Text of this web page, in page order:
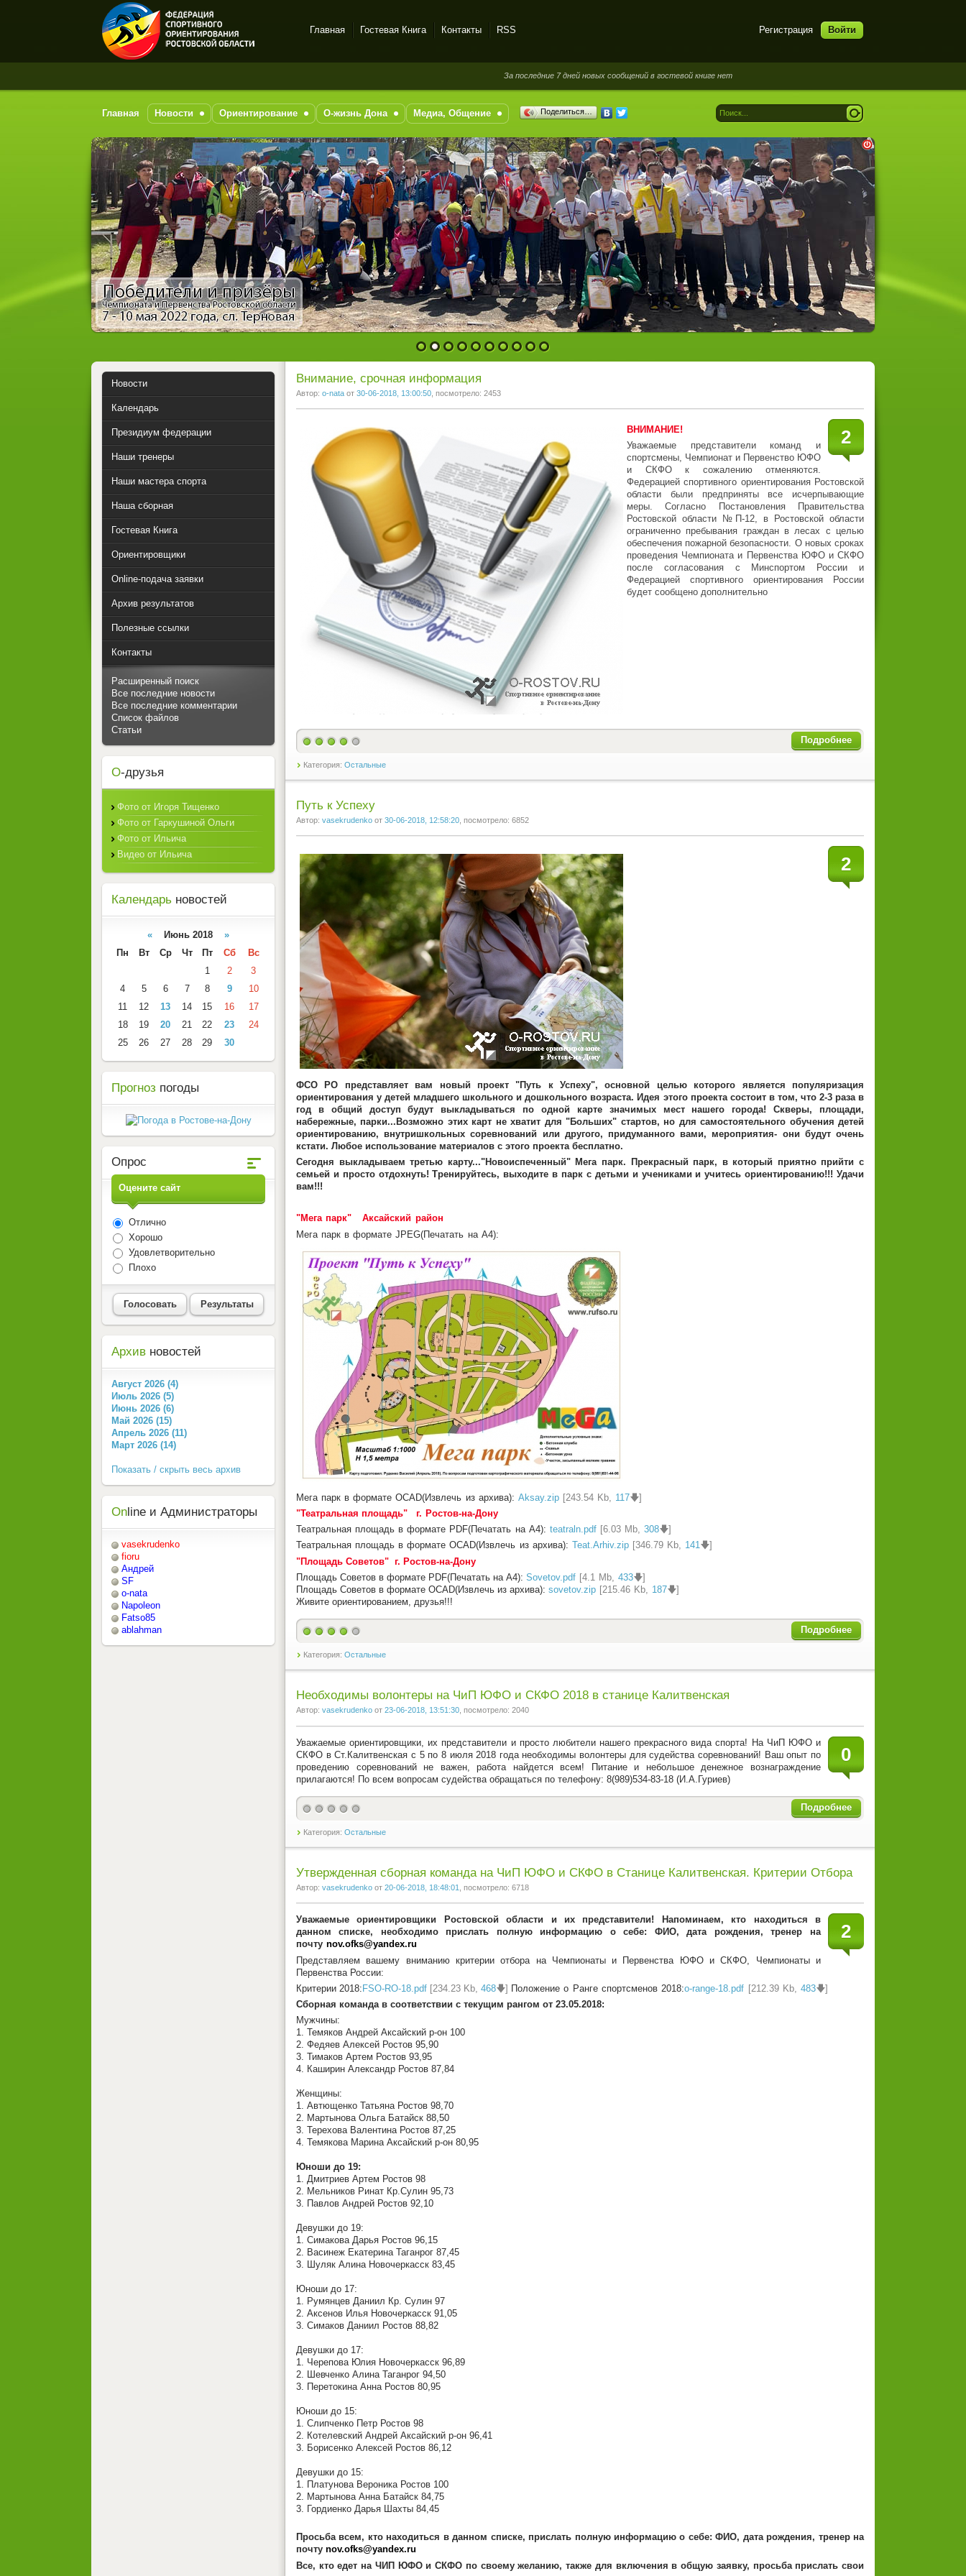
Спортивное
на-Дону
Регистрация Войти
Главная Гостевая Книга Контакты RSS
За последние 7 дней новых сообщений в гостевой книге нет
Главная Новости Ориентирование О-жизнь Дона Медиа, Общение Поделиться…
1 2 3 4 5 6 7 8 9 10
Внимание, срочная информация
Автор: o-nata от 30-06-2018, 13:00:50 , посмотрело: 2453
2
ВНИМАНИЕ!
Уважаемые представители команд и
спортсмены, Чемпионат и Первенство ЮФО
и СКФО к сожалению отменяются.
Федерацией спортивного ориентирования Ростовской
области были предприняты все исчерпывающие
меры.Согласно Постановления Правительства
Ростовской области №П-12, в Ростовской области
ограниченно пребывания граждан в лесах с целью
обеспечения пожарной безопасности. О новых сроках
проведения Чемпионата и Первенства ЮФО и СКФО
после согласования с Минспортом России и
Федерацией спортивного ориентирования России
будет сообщено дополнительно
Подробнее
Категория: Остальные
Путь к Успеху
Автор: vasekrudenko от 30-06-2018, 12:58:20 , посмотрело: 6852
2
ФСО РО представляет вам новый проект "Путь к Успеху", основной целью которого является популяризация
ориентирования у детей младшего школьного и дошкольного возраста. Идея этого проекта состоит в том, что 2-3 раза в
год в общий доступ будут выкладываться по одной карте значимых мест нашего города! Скверы, площади,
набережные, парки...Возможно этих карт не хватит для "Больших" стартов, но для самостоятельного обучения детей
ориентированию, внутришкольных соревнований или другого, придуманного вами, мероприятия- они будут очень
кстати. Любое использование материалов с этого проекта бесплатно.
Сегодня выкладываем третью карту..."Новоиспеченный" Мега парк. Прекрасный парк, в который приятно прийти с
семьей и просто отдохнуть! Тренируйтесь, выходите в парк с детьми и учениками и учитесь ориентированию!!! Удачи
вам!!!
"Мега парк"Аксайский район
Мега парк в формате JPEG(Печатать на А4):
Мега парк в формате OCAD(Извлечь из архива): Aksay.zip[243.54 Kb, 117🡇]
"Театральная площадь" г. Ростов-на-Дону
Театральная площадь в формате PDF(Печатать на А4): teatraln.pdf[6.03 Mb,308🡇]
Театральная площадь в формате OCAD(Извлечь из архива): Teat.Arhiv.zip[346.79 Kb, 141🡇]
"Площадь Советов" г. Ростов-на-Дону
Площадь Советов в формате PDF(Печатать на А4): Sovetov.pdf [4.1 Mb,433🡇]
Площадь Советов в формате OCAD(Извлечь из архива): sovetov.zip [215.46 Kb, 187🡇]
Живите ориентированием, друзья!!!
Подробнее
Категория: Остальные
Необходимы волонтеры на ЧиП ЮФО и СКФО 2018 в станице Калитвенская
Автор: vasekrudenko от 23-06-2018, 13:51:30 , посмотрело: 2040
0
Уважаемые ориентировщики, их представители и просто любители нашего прекрасного вида спорта! На ЧиП ЮФО и
СКФО в Ст.Калитвенская с 5 по 8 июля 2018 года необходимы волонтеры для судейства соревнований! Ваш опыт по
проведению соревнований не важен, работа найдется всем! Питание и небольшое денежное вознаграждение
прилагаются! По всем вопросам судейства обращаться по телефону: 8(989)534-83-18 (И.А.Гуриев)
Подробнее
Категория: Остальные
Утвержденная сборная команда на ЧиП ЮФО и СКФО в Станице Калитвенская. Критерии Отбора
Автор: vasekrudenko от 20-06-2018, 18:48:01 , посмотрело: 6718
2
Уважаемые ориентировщики Ростовской области и их представители!
Напоминаем, кто находиться в
данном списке, необходимо прислать полную информацию о себе: ФИО, дата рождения, тренер на
почтуnov.ofks@yandex.ru
Представляем вашему вниманию критерии отбора на Чемпионаты и Первенства ЮФО и СКФО, Чемпионаты и
Первенства России:
Критерии 2018: FSO-RO-18.pdf [234.23 Kb, 468🡇] Положение о Ранге спортсменов 2018:o-range-18.pdf [212.39 Kb,483🡇]
Сборная команда в соответствии с текущим рангом от 23.05.2018:
Мужчины:
1. Темяков Андрей Аксайский р-он 100
2. Федяев Алексей Ростов 95,90
3. Тимаков Артем Ростов 93,95
4. Каширин Александр Ростов 87,84
Женщины:
1. Автющенко Татьяна Ростов 98,70
2. Мартынова Ольга Батайск 88,50
3. Терехова Валентина Ростов 87,25
4. Темякова Марина Аксайский р-он 80,95
Юноши до 19:
1. Дмитриев Артем Ростов 98
2. Мельников Ринат Кр.Сулин 95,73
3. Павлов Андрей Ростов 92,10
Девушки до 19:
1. Симакова Дарья Ростов 96,15
2. Васинеж Екатерина Таганрог 87,45
3. Шуляк Алина Новочеркасск 83,45
Юноши до 17:
1. Румянцев Даниил Кр. Сулин 97
2. Аксенов Илья Новочеркасск 91,05
3. Симаков Даниил Ростов 88,82
Девушки до 17:
1. Черепова Юлия Новочеркасск 96,89
2. Шевченко Алина Таганрог 94,50
3. Перетокина Анна Ростов 80,95
Юноши до 15:
1. Слипченко Петр Ростов 98
2. Котелевский Андрей Аксайский р-он 96,41
3. Борисенко Алексей Ростов 86,12
Девушки до 15:
1. Платунова Вероника Ростов 100
2. Мартынова Анна Батайск 84,75
3. Гордиенко Дарья Шахты 84,45
Просьба всем, кто находиться в данном списке, прислать полную информацию о себе: ФИО, дата рождения, тренер на
почту nov.ofks@yandex.ru
Все, кто едет на ЧИП ЮФО и СКФО по своему желанию, также для включения в общую заявку, просьба прислать свои
Новости
Календарь
Президиум федерации
Наши тренеры
Наши мастера спорта
Наша сборная
Гостевая Книга
Ориентировщики
Online-подача заявки
Архив результатов
Полезные ссылки
Контакты
Расширенный поиск
Все последние новости
Все последние комментарии
Список файлов
Статьи
О-друзья
Фото от Игоря Тищенко
Фото от Гаркушиной Ольги
Фото от Ильича
Видео от Ильича
Календарь новостей
« Июнь 2018 »
Пн
Вт Ср Чт Пт Сб
Вс
1
2
3
4
5 6 7 8 9
10
11
12 13 14 15 16
17
18
19 20 21 22 23
24
25
26 27 28 29 30
Прогноз погоды
Опрос
Оцените сайт
Отлично
Хорошо
Удовлетворительно
Плохо
Голосовать Результаты
Архив новостей
Август 2026 (4)
Июль 2026 (5)
Июнь 2026 (6)
Май 2026 (15)
Апрель 2026 (11)
Март 2026 (14)
Показать / скрыть весь архив
On line и Администраторы
vasekrudenko
fioru
Андрей
SF
o-nata
Napoleon
Fatso85
ablahman